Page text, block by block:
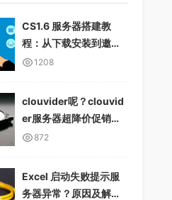
CS1.6 服务器搭建教
程：从下载安装到邀请
好友畅玩
1208
clouvider呢？clouvid
er服务器超降价促销，1
0Gbps无限流量
872
Excel 启动失败提示服
务器异常？原因及解决